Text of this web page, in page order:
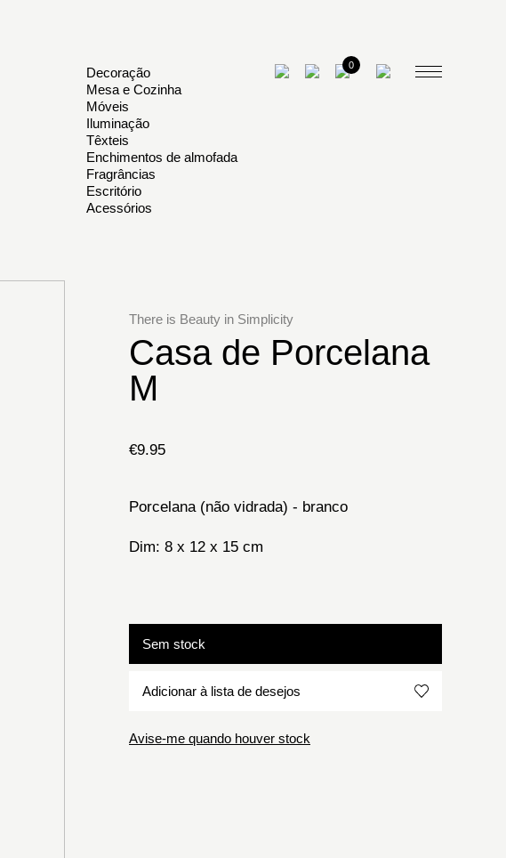
Decoração
Mesa e Cozinha
Móveis
Iluminação
Têxteis
Enchimentos de almofada
Fragrâncias
Escritório
Acessórios
0
There is Beauty in Simplicity
Casa de Porcelana
M
€9.95
Porcelana (não vidrada) - branco
Dim: 8 x 12 x 15 cm
Sem stock
Adicionar à lista de desejos
Avise-me quando houver stock